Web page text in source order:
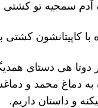
آدم سمجیه تو
کاپیتانشون
هی دستای
دماغ محمد و
و داستان داریم.